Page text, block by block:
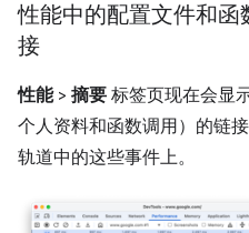
性能中的配置文件和
接
性能> 摘要 标签页现在会显
个人资料和函数调用）的链
轨道中的这些事件上。